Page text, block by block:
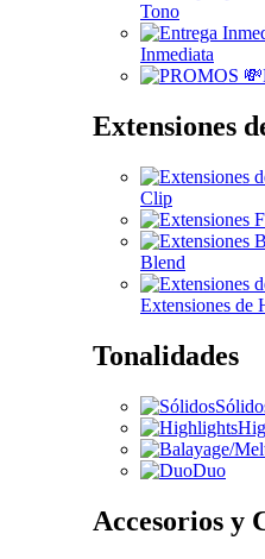
Tono
Inmediata
Extensiones
Clip
Blend
Extensiones de
Tonalidades
Duo
Accesorios y